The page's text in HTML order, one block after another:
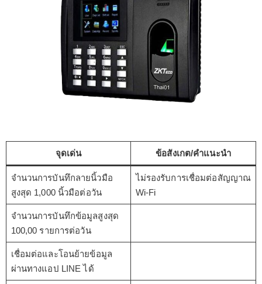
จุดเด่น ข้อสังเกต/คำแนะนำ
จำนวนการบันทึกลายนิ้วมือ
สูงสุด 1,000 นิ้วมือต่อวัน
ไม่รองรับการเชื่อมต่อสัญญาณ
Wi-Fi
จำนวนการบันทึกข้อมูลสูงสุด
100,00 รายการต่อวัน
เชื่อมต่อและโอนย้ายข้อมูล
ผ่านทางแอป LINE ได้